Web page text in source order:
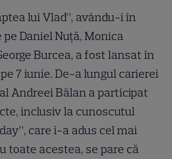
lui Vlad”, avându-i în
Daniel Nuță, Monica
Burcea, a fost lansat în
7 iunie. De-a lungul carierei
Andreei Bălan a participat
inclusiv la cunoscutul
care i-a adus cel mai
toate acestea, se pare că